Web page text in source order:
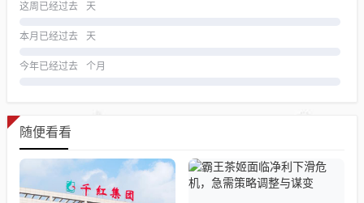
这周已经过去 天
本月已经过去 天
今年已经过去 个月
随便看看